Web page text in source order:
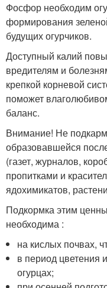
Фосфор необходим
формирования
будущих огурчиков.
Доступный калий
вредителям и
крепкой корневой
поможет
баланс.
Внимание! Не
образовавшейся
(газет, журналов,
пропитками и
ядохимикатов,
Подкормка этим
необходима :
на кислых почвах,
в период цветения
огурцах;